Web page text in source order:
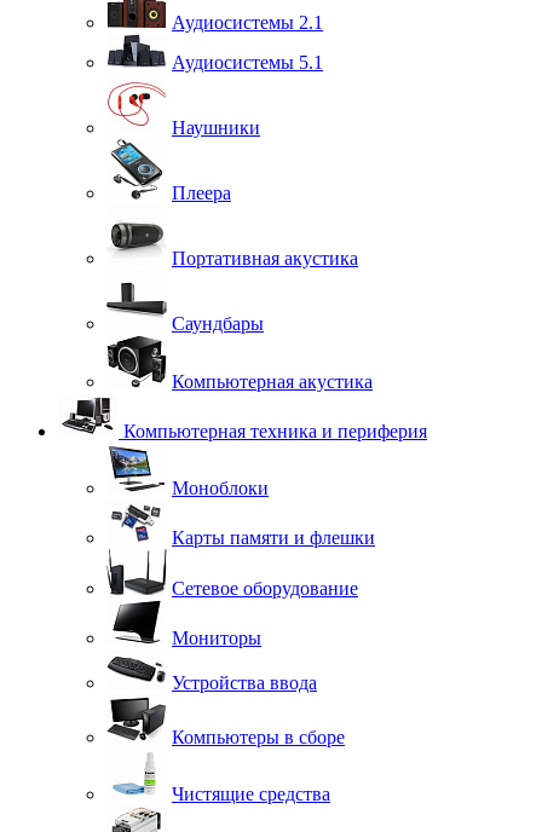
Аудиосистемы 2.1
Аудиосистемы 5.1
Наушники
Плеера
Портативная акустика
Саундбары
Компьютерная акустика
Компьютерная техника и периферия
Моноблоки
Карты памяти и флешки
Сетевое оборудование
Мониторы
Устройства ввода
Компьютеры в сборе
Чистящие средства